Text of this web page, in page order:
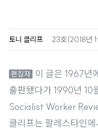
토니 클리프 23호(2018년
이 글은 1967년
출판됐다가 1990년 10
Socialist Worker
클리프는 팔레스타인